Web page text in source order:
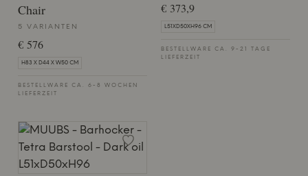
Chair
5 VARIANTEN
€ 576
H83 X D44 X W50 CM
BESTELLWARE CA. 6-8 WOCHEN
LIEFERZEIT
€ 373,9
L51XD50XH96 CM
BESTELLWARE CA. 9-21 TAGE
LIEFERZEIT